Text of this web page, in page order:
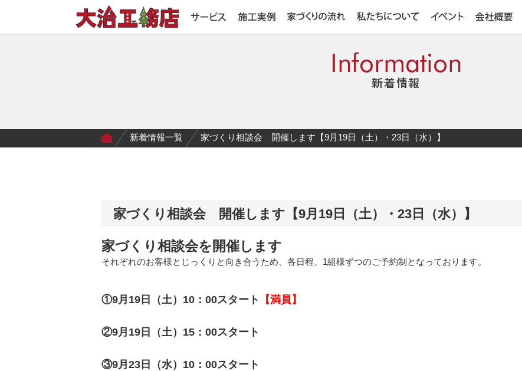
新着情報一覧 家づくり相談会 開催します【9月19日（土）・23日（水）】
家づくり相談会 開催します【9月19日（土）・23日（水）】
家づくり相談会を開催します
それぞれのお客様とじっくりと向き合うため、各日程、1組様ずつのご予約制となっております。
①9月19日（土）10：00スタート 【満員】
②9月19日（土）15：00スタート
③9月23日（水）10：00スタート